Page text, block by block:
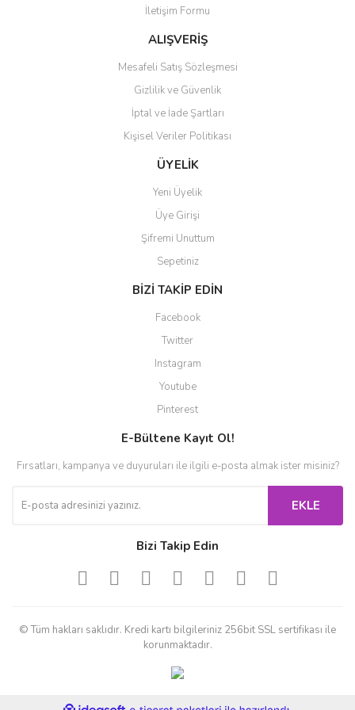
Ürün bilgilerinde hatalar bulunuyor.
Ürün fiyatı diğer sitelerden daha pahalı.
Gönder
İletişim Formu
ALIŞVERİŞ
Mesafeli Satış Sözleşmesi
Gizlilik ve Güvenlik
İptal ve İade Şartları
Kişisel Veriler Politikası
ÜYELİK
Yeni Üyelik
Üye Girişi
Şifremi Unuttum
Sepetiniz
BİZİ TAKİP EDİN
Facebook
Twitter
Instagram
Youtube
Pinterest
E-Bültene Kayıt Ol!
Fırsatları, kampanya ve duyuruları ile ilgili e-posta almak ister misiniz?
EKLE
Bizi Takip Edin
© Tüm hakları saklıdır. Kredi kartı bilgileriniz 256bit SSL sertifikası ile
korunmaktadır.